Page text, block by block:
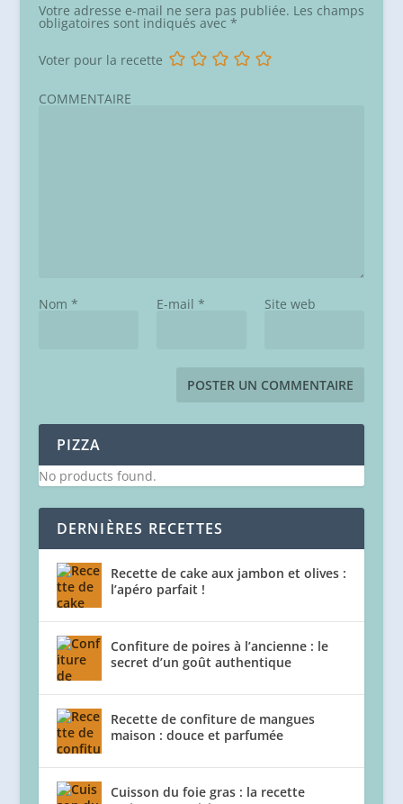
Votre adresse e-mail ne sera pas publiée. Les champs
obligatoires sont indiqués avec *
Voter pour la recette
COMMENTAIRE
Nom * E-mail * Site web
PIZZA
No products found.
DERNIÈRES RECETTES
Recette de cake aux jambon et olives :
l’apéro parfait !
Confiture de poires à l’ancienne : le
secret d’un goût authentique
Recette de confiture de mangues
maison : douce et parfumée
Cuisson du foie gras : la recette